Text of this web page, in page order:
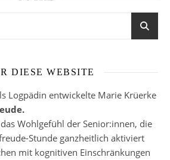
DIESE WEBSITE
Logpädin entwickelte Marie Krüerke
Wohlgefühl der Senior:innen, die
Stunde ganzheitlich aktiviert
mit kognitiven Einschränkungen